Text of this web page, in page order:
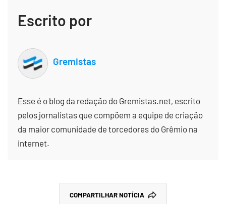
Escrito por
Gremistas
Esse é o blog da redação do Gremistas.net, escrito
pelos jornalistas que compõem a equipe de criação
da maior comunidade de torcedores do Grêmio na
internet.
COMPARTILHAR NOTÍCIA